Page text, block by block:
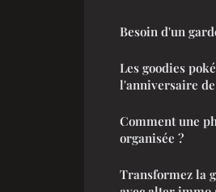
Besoin d'un
Les goodies
l'anniversaire
Comment une
organisée ?
Transformez la